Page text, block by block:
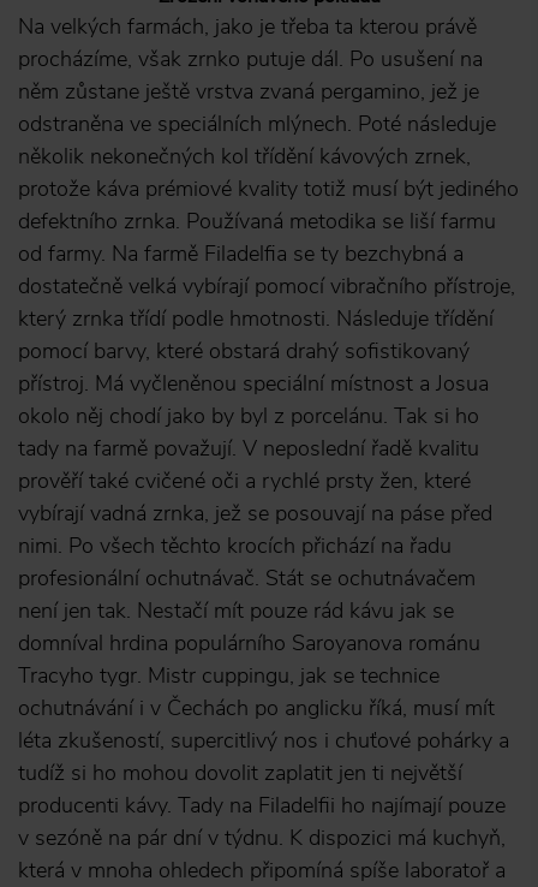
Na velkých farmách, jako je třeba ta kterou právě
procházíme, však zrnko putuje dál. Po usušení na
něm zůstane ještě vrstva zvaná pergamino, jež je
odstraněna ve speciálních mlýnech. Poté následuje
několik nekonečných kol třídění kávových zrnek,
protože káva prémiové kvality totiž musí být jediného
defektního zrnka. Používaná metodika se liší farmu
od farmy. Na farmě Filadelfia se ty bezchybná a
dostatečně velká vybírají pomocí vibračního přístroje,
který zrnka třídí podle hmotnosti. Následuje třídění
pomocí barvy, které obstará drahý sofistikovaný
přístroj. Má vyčleněnou speciální místnost a Josua
okolo něj chodí jako by byl z porcelánu. Tak si ho
tady na farmě považují. V neposlední řadě kvalitu
prověří také cvičené oči a rychlé prsty žen, které
vybírají vadná zrnka, jež se posouvají na páse před
nimi. Po všech těchto krocích přichází na řadu
profesionální ochutnávač. Stát se ochutnávačem
není jen tak. Nestačí mít pouze rád kávu jak se
domníval hrdina populárního Saroyanova románu
Tracyho tygr. Mistr cuppingu, jak se technice
ochutnávání i v Čechách po anglicku říká, musí mít
léta zkušeností, supercitlivý nos i chuťové pohárky a
tudíž si ho mohou dovolit zaplatit jen ti největší
producenti kávy. Tady na Filadelfii ho najímají pouze
v sezóně na pár dní v týdnu. K dispozici má kuchyň,
která v mnoha ohledech připomíná spíše laboratoř a